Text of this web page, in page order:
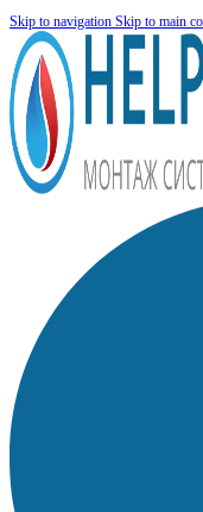
Skip to navigation Skip to main